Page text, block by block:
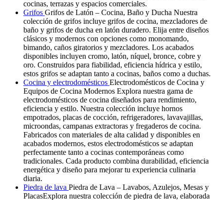
cocinas, terrazas y espacios comerciales.
Grifos Grifos de Latón – Cocina, Baño y Ducha Nuestra
colección de grifos incluye grifos de cocina, mezcladores de
baño y grifos de ducha en latón duradero. Elija entre diseños
clásicos y modernos con opciones como monomando,
bimando, caños giratorios y mezcladores. Los acabados
disponibles incluyen cromo, latón, níquel, bronce, cobre y
oro. Construidos para fiabilidad, eficiencia hídrica y estilo,
estos grifos se adaptan tanto a cocinas, baños como a duchas.
Cocina y electrodomésticos Electrodomésticos de Cocina y
Equipos de Cocina Modernos Explora nuestra gama de
electrodomésticos de cocina diseñados para rendimiento,
eficiencia y estilo. Nuestra colección incluye hornos
empotrados, placas de cocción, refrigeradores, lavavajillas,
microondas, campanas extractoras y fregaderos de cocina.
Fabricados con materiales de alta calidad y disponibles en
acabados modernos, estos electrodomésticos se adaptan
perfectamente tanto a cocinas contemporáneas como
tradicionales. Cada producto combina durabilidad, eficiencia
energética y diseño para mejorar tu experiencia culinaria
diaria.
Piedra de lava Piedra de Lava – Lavabos, Azulejos, Mesas y
PlacasExplora nuestra colección de piedra de lava, elaborada